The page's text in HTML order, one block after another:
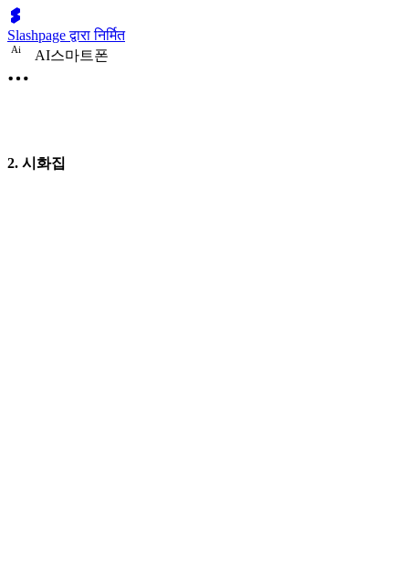
Slashpage द्वारा निर्मित
Ai AI스마트폰
2. 시화집